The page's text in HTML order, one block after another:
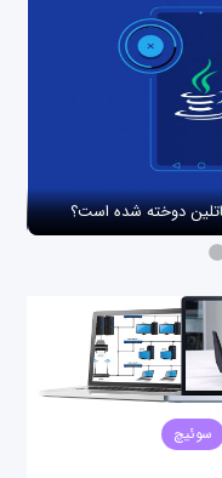
دوخته شده است؟
سوئیچ